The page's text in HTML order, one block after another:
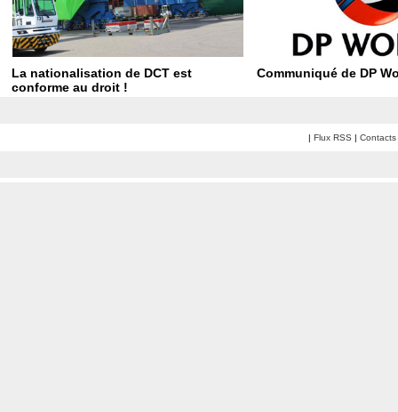
La nationalisation de DCT est
conforme au droit !
Communiqué de DP
| Flux RSS | Contacts